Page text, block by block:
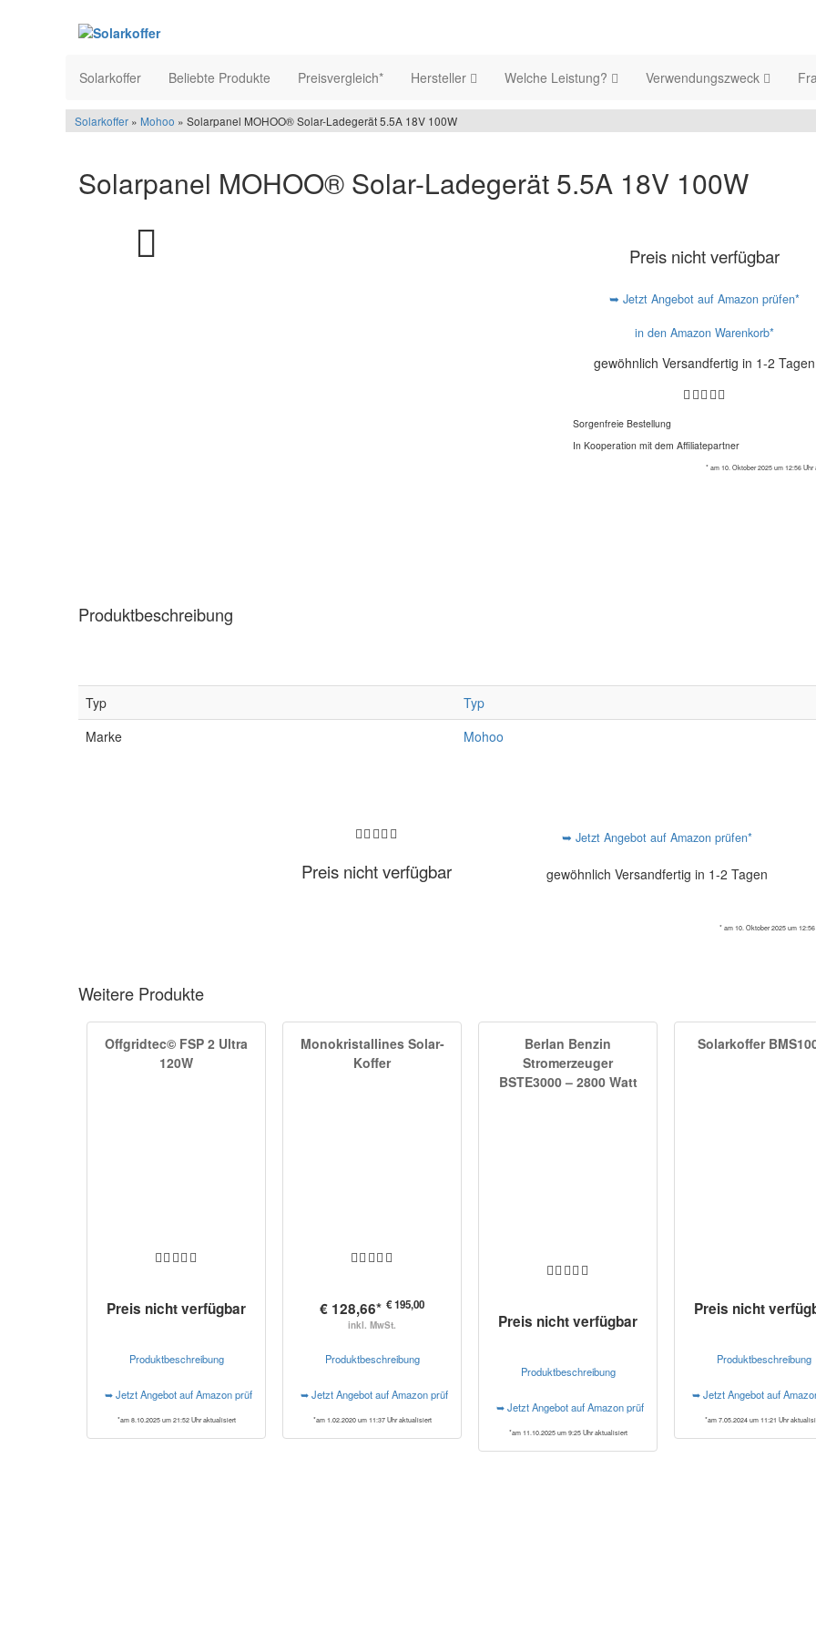
Solarkoffer Beliebte Produkte Preisvergleich* Hersteller Welche Leistung? Verwendungszweck
Solarkoffer » Mohoo » Solarpanel MOHOO® Solar-Ladegerät 5.5A 18V 100W
Solarpanel MOHOO® Solar-Ladegerät 5.5A 18V 100W
Preis nicht verfügbar
➥ Jetzt Angebot auf Amazon prüfen*
in den Amazon Warenkorb*
gewöhnlich Versandfertig in 1-2 Tagen
Sorgenfreie Bestellung
In Kooperation mit dem Affiliatepartner
* am 10. Oktober 2025 um 12:56
Produktbeschreibung
Typ
Typ
Marke
Mohoo
Preis nicht verfügbar
➥ Jetzt Angebot auf Amazon prüfen*
gewöhnlich Versandfertig in 1-2 Tagen
* am 10. Oktober 2025 um
Weitere Produkte
Offgridtec© FSP 2 Ultra
120W
Preis nicht verfügbar
Produktbeschreibung
➥ Jetzt Angebot auf Amazon prüfen*
*am 8.10.2025 um 21:52 Uhr aktualisiert
Monokristallines Solar-
Koffer
€ 128,66* € 195,00
inkl. MwSt.
Produktbeschreibung
➥ Jetzt Angebot auf Amazon prüfen*
*am 1.02.2020 um 11:37 Uhr aktualisiert
Berlan Benzin
Stromerzeuger
BSTE3000 – 2800 Watt
Preis nicht verfügbar
Produktbeschreibung
➥ Jetzt Angebot auf Amazon prüfen*
*am 11.10.2025 um 9:25 Uhr aktualisiert
Solarkoffer
Preis nicht
Produktbeschreibung
➥ Jetzt Angebot auf
*am 7.05.2024 um 11:21 Uhr